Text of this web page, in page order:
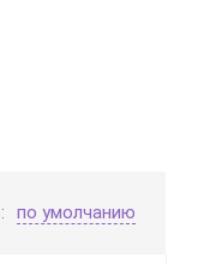
по умолчанию